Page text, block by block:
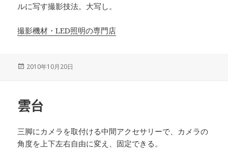
ルに写す撮影技法。大写し。
撮影機材・LED照明の専門店
投
2010年10月20日
雲台
三脚にカメラを取付ける中間アクセサリーで、カメラの
角度を上下左右自由に変え、固定できる。